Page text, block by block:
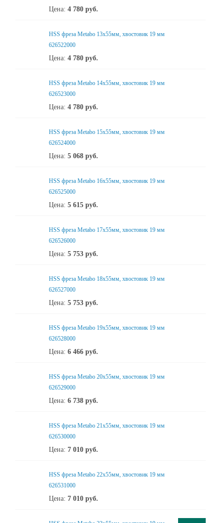
Цена: 4 780 руб.
HSS фреза Metabo 13x55мм, хвостовик 19 мм
626522000
Цена: 4 780 руб.
HSS фреза Metabo 14x55мм, хвостовик 19 мм
626523000
Цена: 4 780 руб.
HSS фреза Metabo 15x55мм, хвостовик 19 мм
626524000
Цена: 5 068 руб.
HSS фреза Metabo 16x55мм, хвостовик 19 мм
626525000
Цена: 5 615 руб.
HSS фреза Metabo 17x55мм, хвостовик 19 мм
626526000
Цена: 5 753 руб.
HSS фреза Metabo 18x55мм, хвостовик 19 мм
626527000
Цена: 5 753 руб.
HSS фреза Metabo 19x55мм, хвостовик 19 мм
626528000
Цена: 6 466 руб.
HSS фреза Metabo 20x55мм, хвостовик 19 мм
626529000
Цена: 6 738 руб.
HSS фреза Metabo 21x55мм, хвостовик 19 мм
626530000
Цена: 7 010 руб.
HSS фреза Metabo 22x55мм, хвостовик 19 мм
626531000
Цена: 7 010 руб.